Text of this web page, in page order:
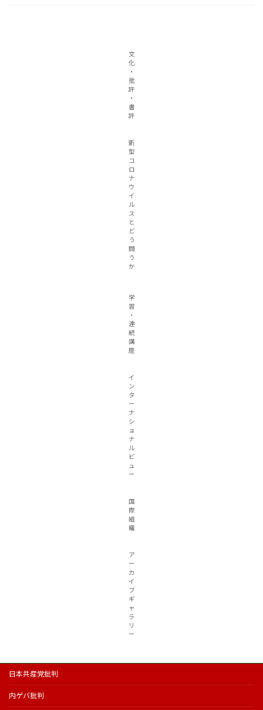
文
化
・
批
評
・
書
評
新
型
コ
ロ
ナ
ウ
イ
ル
ス
と
ど
う
闘
う
か
学
習
・
連
続
講
座
イ
ン
タ
ー
ナ
シ
ョ
ナ
ル
ビ
ュ
ー
国
際
組
織
ア
ー
カ
イ
ブ
ギ
ャ
ラ
リ
ー
日本共産党批判
内ゲバ批判